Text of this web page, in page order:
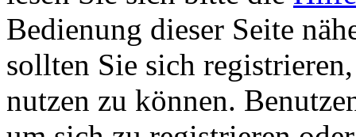
Bedienung dieser Seite
sollten Sie sich
nutzen zu können.